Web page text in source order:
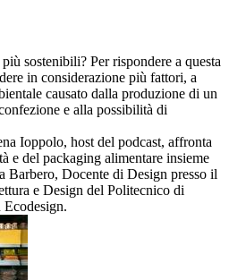
sostenibili? Per rispondere a questa
in considerazione più fattori, a
causato dalla produzione di un
e alla possibilità di
Ioppolo, host del podcast, affronta
e del packaging alimentare insieme
Barbero, Docente di Design presso il
e Design del Politecnico di